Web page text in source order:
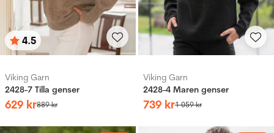
Betyg:
4.5
utav 5 stjärnor
Viking Garn
2428-7 Tilla genser
629 kr889kr
Viking Garn
2428-4 Maren genser
739 kr1 059kr